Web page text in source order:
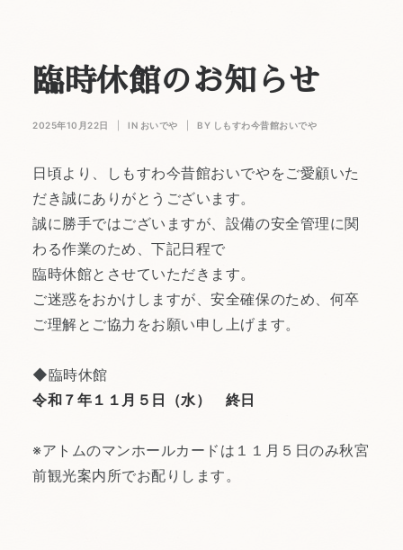
臨時休館のお知らせ
2025年10月22日 IN おいでや BY しもすわ今昔館おいでや
日頃より、しもすわ今昔館おいでやをご愛顧いた
だき誠にありがとうございます。
誠に勝手ではございますが、設備の安全管理に関
わる作業のため、下記日程で
臨時休館とさせていただきます。
ご迷惑をおかけしますが、安全確保のため、何卒
ご理解とご協力をお願い申し上げます。
◆臨時休館
令和７年１１月５日（水） 終日
※アトムのマンホールカードは１１月５日のみ秋宮
前観光案内所でお配りします。